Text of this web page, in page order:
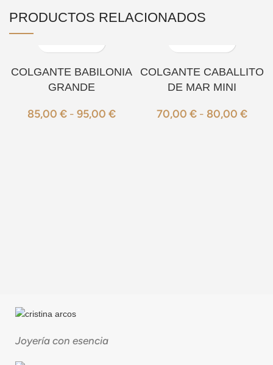
PRODUCTOS RELACIONADOS
COLGANTE BABILONIA
GRANDE
85,00 € - 95,00 €
COLGANTE CABALLITO
DE MAR MINI
70,00 € - 80,00 €
Joyería con esencia